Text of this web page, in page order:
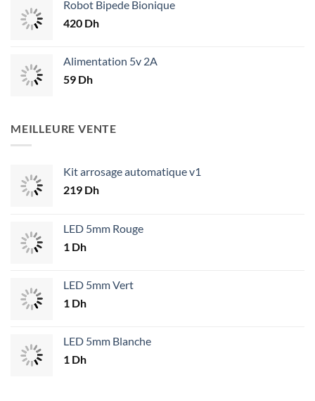
Robot Bipede Bionique
420 Dh
Alimentation 5v 2A
59 Dh
MEILLEURE VENTE
Kit arrosage automatique v1
219 Dh
LED 5mm Rouge
1 Dh
LED 5mm Vert
1 Dh
LED 5mm Blanche
1 Dh